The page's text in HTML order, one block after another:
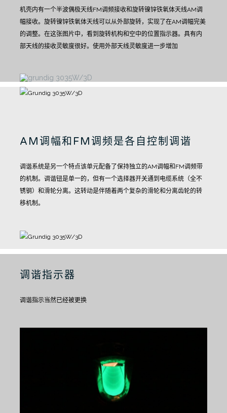
机壳内有一个半波偶极天线FM调频接收和旋转镍锌铁氧体天线AM调
幅接收。 旋转镍锌铁氧体天线可以从外部旋转，实现了在AM调幅完美
的调整。 在这张图片中，看到旋转机构和空中的位置指示器。具有内
部天线的接收灵敏度很好。 使用外部天线灵敏度进一步增加
AM调幅和FM调频是各自控制调谐
调谐系统是另一个特点该单元配备了保持独立的AM调幅和FM调频带
的机制。 调谐钮是单一的，但有一个选择器开关通到电缆系统（全不
锈钢）和滑轮分离。 这转动是伴随着两个复杂的滑轮和分离齿轮的转
移机制。
调谐指示器
调谐指示当然已经被更换